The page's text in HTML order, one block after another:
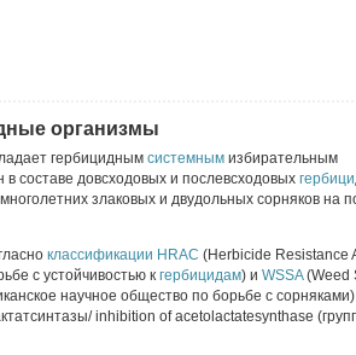
организмы
гербицидным системным избирательным
составе довсходовых и послевсходовых
злаковых и двудольных сорняков на
классификации HRAC (Herbicide Resistance
с устойчивостью к гербицидам) и WSSA(Weed
научное общество по борьбе с
inhibition of acetolactatesynthase